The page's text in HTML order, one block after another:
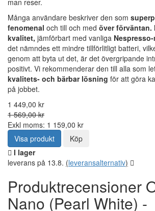
man reser.
Många användare beskriver den som
fenomenal och till och med över förväntan.
kvalitet, jämförbart med vanliga
det nämndes ett mindre tillförlitligt batteri,
genom att byta ut det, är det övergripande
positivt. Vi rekommenderar den till alla som
kvalitets- och bärbar lösning för att göra
på jobbet.
1 449,00 kr
1 569,00 kr
Exkl moms: 1 159,00 kr
Visa produkt
Köp
I lager
leverans på 13.8. (leveransalternativ)
Produktrecensioner
Nano (Pearl White) -